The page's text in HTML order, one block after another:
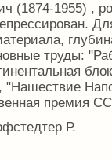
(1874-1955) ,
труды:
премия
Р.